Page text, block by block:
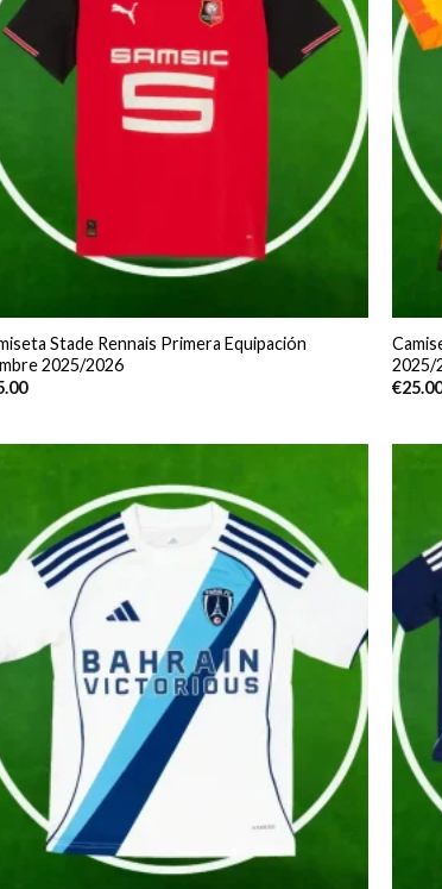
Stade Rennais Primera Equipación
2025/2026
2025/
€25.00